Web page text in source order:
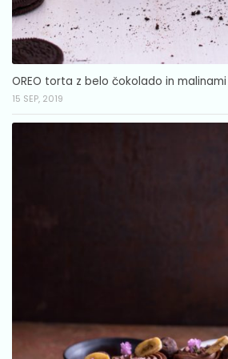
OREO torta z belo čokolado in malinami
15 SEP, 2019